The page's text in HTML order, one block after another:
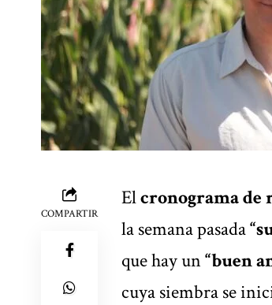
COMPARTIR
Elcronograma de
la semana pasada
que hay un“buen
cuya siembra se